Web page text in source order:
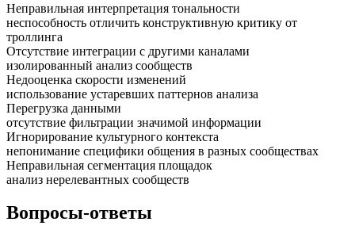
Неправильная интерпретация тональности
неспособность отличить конструктивную критику от
троллинга
Отсутствие интеграции с другими каналами
изолированный анализ сообществ
Недооценка скорости изменений
использование устаревших паттернов анализа
Перегрузка данными
отсутствие фильтрации значимой информации
Игнорирование культурного контекста
непонимание специфики общения в разных сообществах
Неправильная сегментация площадок
анализ нерелевантных сообществ
Вопросы-ответы